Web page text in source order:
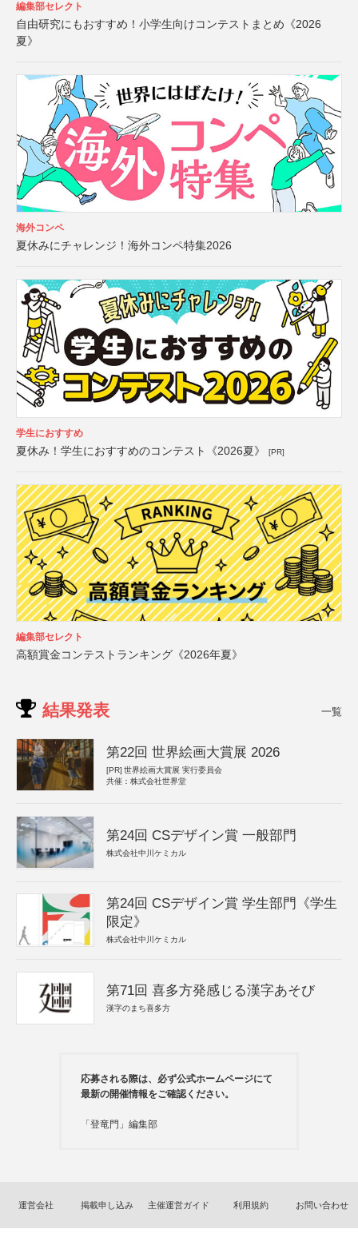
編集部セレクト
自由研究にもおすすめ！小学生向けコンテストまとめ《2026
夏》
海外コンペ
夏休みにチャレンジ！海外コンペ特集2026
学生におすすめ
夏休み！学生におすすめのコンテスト《2026夏》 [PR]
編集部セレクト
高額賞金コンテストランキング《2026年夏》
結果発表 一覧
第22回 世界絵画大賞展 2026
[PR] 世界絵画大賞展 実行委員会
共催：株式会社世界堂
第24回 CSデザイン賞 一般部門
株式会社中川ケミカル
第24回 CSデザイン賞 学生部門《学生
限定》
株式会社中川ケミカル
第71回 喜多方発感じる漢字あそび
漢字のまち喜多方
応募される際は、必ず公式ホームページにて
最新の開催情報をご確認ください。
「登竜門」編集部
運営会社 掲載申し込み 主催運営ガイド 利用規約 お問い合わせ